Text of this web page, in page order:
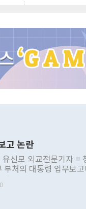
고 논란
신모 외교전문기자 =
부처의 대통령 업무보
내 조율을 거치지 않